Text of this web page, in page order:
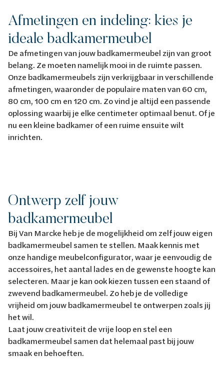
Afmetingen en indeling: kies je
ideale badkamermeubel
De afmetingen van jouw badkamermeubel zijn van groot
belang. Ze moeten namelijk mooi in de ruimte passen.
Onze badkamermeubels zijn verkrijgbaar in verschillende
afmetingen, waaronder de populaire maten van 60 cm,
80 cm, 100 cm en 120 cm. Zo vind je altijd een passende
oplossing waarbij je elke centimeter optimaal benut. Of je
nu een kleine badkamer of een ruime ensuite wilt
inrichten.
Ontwerp zelf jouw
badkamermeubel
Bij Van Marcke heb je de mogelijkheid om zelf jouw eigen
badkamermeubel samen te stellen. Maak kennis met
onze handige meubelconfigurator, waar je eenvoudig de
accessoires, het aantal lades en de gewenste hoogte kan
selecteren. Maar je kan ook kiezen tussen een staand of
zwevend badkamermeubel. Zo heb je de volledige
vrijheid om jouw badkamermeubel te ontwerpen zoals jij
het wil.
Laat jouw creativiteit de vrije loop en stel een
badkamermeubel samen dat helemaal past bij jouw
smaak en behoeften.